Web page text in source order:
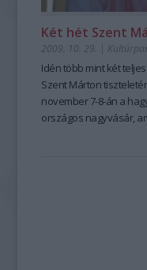
Két hét Szent
2009. 10. 29. |
Idén több mint két
Szent Márton
november 7-8-án a
országos nagyvásár,